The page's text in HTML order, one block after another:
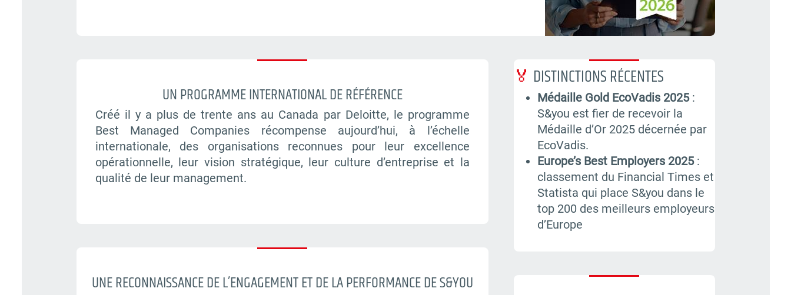
UN PROGRAMME INTERNATIONAL DE RÉFÉRENCE
Créé il y a plus de trente ans au Canada par Deloitte, le programme
Best Managed Companies récompense aujourd’hui, à l’échelle
internationale, des organisations reconnues pour leur excellence
opérationnelle, leur vision stratégique, leur culture d’entreprise et la
qualité de leur management.
UNE RECONNAISSANCE DE L’ENGAGEMENT ET DE LA PERFORMANCE DE S&YOU
🏅 DISTINCTIONS RÉCENTES
Médaille Gold EcoVadis 2025:
S&you est fier de recevoir la
Médaille d’Or 2025 décernée par
EcoVadis.
Europe’s Best Employers 2025:
classement du Financial Times et
Statista qui place S&you dans le
top 200 des meilleurs employeurs
d’Europe